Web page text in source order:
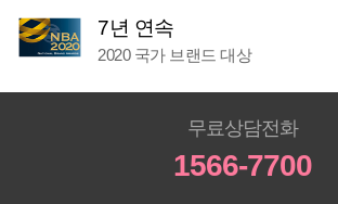
7년 연속
2020 국가 브랜드 대상
무료상담전화
1566-7700